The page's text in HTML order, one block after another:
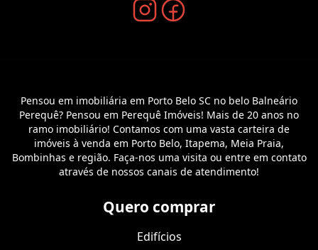
Pensou em imobiliária em Porto Belo SC no belo Balneário
Perequê? Pensou em Perequê Imóveis! Mais de 20 anos no
ramo imobiliário! Contamos com uma vasta carteira de
imóveis à venda em Porto Belo, Itapema, Meia Praia,
Bombinhas e região. Faça-nos uma visita ou entre em contato
através de nossos canais de atendimento!
Quero comprar
Edifícios